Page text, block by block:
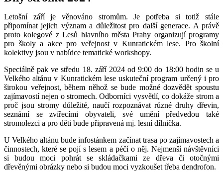
Letošní září je věnováno stromům. Je potřeba si totiž stále
připomínat jejich význam a důležitost pro další generace. A právě
proto kolegové z Lesů hlavního města Prahy organizují programy
pro školy a akce pro veřejnost v Kunratickém lese. Pro školní
kolektivy jsou v nabídce tematické workshopy.
Speciálně pak ve středu 18. září 2024 od 9:00 do 18:00 hodin se u
Velkého altánu v Kunratickém lese uskuteční program určený i pro
širokou veřejnost, během něhož se bude možné dozvědět spoustu
zajímavostí nejen o stromech. Odborníci vysvětlí, co dokáže strom a
proč jsou stromy důležité, naučí rozpoznávat různé druhy dřevin,
seznámí se zvířecími obyvateli, své umění předvedou také
stromolezci a pro děti bude připravená mj. lesní dílnička.
U Velkého altánu bude infostánkem začínat trasa po zajímavostech a
činnostech, které se pojí s lesem a péčí o něj. Nejmenší návštěvníci
si budou moci pohrát se skládačkami ze dřeva či otočnými
dřevěnými obrázky nebo si budou moci vyzkoušet třeba dendrofon.